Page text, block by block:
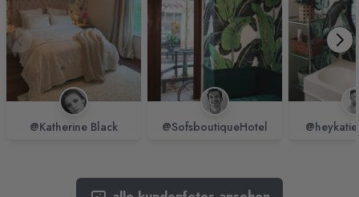
@Katherine Black @SofsboutiqueHotel